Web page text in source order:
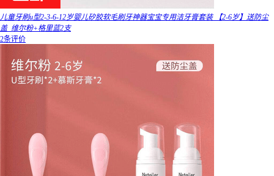
儿童牙刷u型2-3-6-12岁婴儿矽胶软毛刷牙神器宝宝专用洁牙膏套装 【2-6岁】送防尘
盖_维尔粉+格里蓝2支
2条评价